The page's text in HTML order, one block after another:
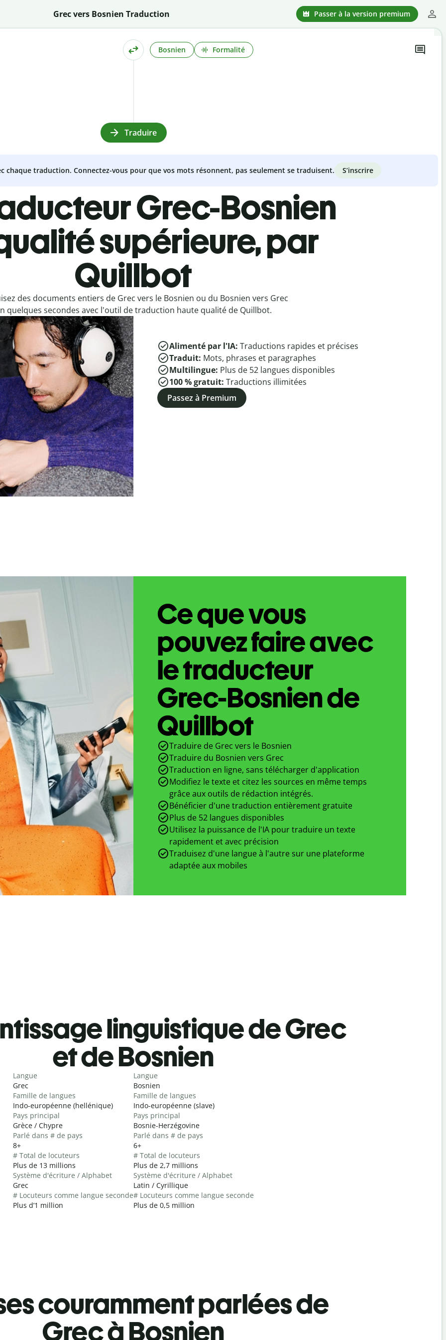
Grec vers Bosnien Traduction Passer à la version premium
Bosnien Formalité
Traduire
chaque traduction. Connectez-vous pour que vos mots résonnent, pas seulement se traduisent. S’inscrire
Grec-Bosnien
supérieure, par
Quillbot
des documents entiers de Grec vers le Bosnien ou du Bosnien vers Grec
quelques secondes avec l'outil de traduction haute qualité de Quillbot.
Alimenté par l'IA: Traductions rapides et précises
Traduit: Mots, phrases et paragraphes
Multilingue: Plus de 52 langues disponibles
100 % gratuit: Traductions illimitées
Passez à Premium
Ce que vous
pouvez faire avec
le traducteur
Grec-Bosnien de
Quillbot
Traduire de Grec vers le Bosnien
Traduire du Bosnien vers Grec
Traduction en ligne, sans télécharger d'application
Modifiez le texte et citez les sources en même temps
grâce aux outils de rédaction intégrés.
Bénéficier d'une traduction entièrement gratuite
Plus de 52 langues disponibles
Utilisez la puissance de l'IA pour traduire un texte
rapidement et avec précision
Traduisez d'une langue à l'autre sur une plateforme
adaptée aux mobiles
linguistique de Grec
et de Bosnien
Langue
Grec
Famille de langues
Indo-européenne (hellénique)
Pays principal
Grèce / Chypre
Parlé dans # de pays
8+
# Total de locuteurs
Plus de 13 millions
Système d'écriture / Alphabet
Grec
# Locuteurs comme langue seconde
Plus d’1 million
Langue
Bosnien
Famille de langues
Indo-européenne (slave)
Pays principal
Bosnie-Herzégovine
Parlé dans # de pays
6+
# Total de locuteurs
Plus de 2,7 millions
Système d'écriture / Alphabet
Latin / Cyrillique
# Locuteurs comme langue seconde
Plus de 0,5 million
couramment parlées de
Grec à Bosnien